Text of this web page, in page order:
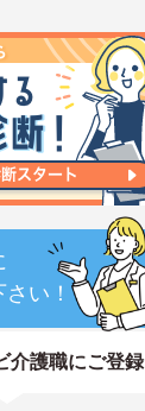
さい！
介護職にご登録